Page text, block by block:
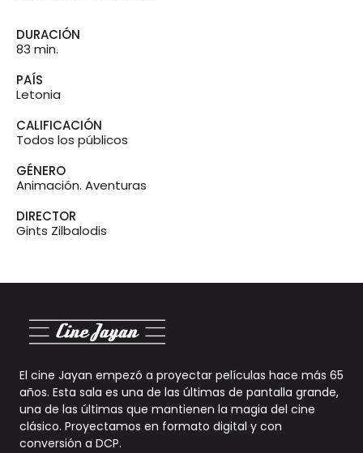
DURACIÓN
83 min.
PAÍS
Letonia
CALIFICACIÓN
Todos los públicos
GÉNERO
Animación. Aventuras
DIRECTOR
Gints Zilbalodis
El cine Jayan empezó a proyectar películas hace más 65
años. Esta sala es una de las últimas de pantalla grande,
una de las últimas que mantienen la magia del cine
clásico. Proyectamos en formato digital y con
conversión a DCP.